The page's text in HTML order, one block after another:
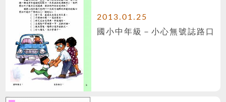
2013.01.25
國小中年級－小心無號誌路口